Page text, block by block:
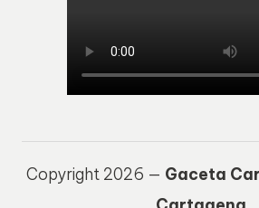
Copyright 2026 — Gaceta